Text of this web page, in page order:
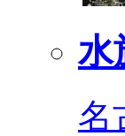
水
名